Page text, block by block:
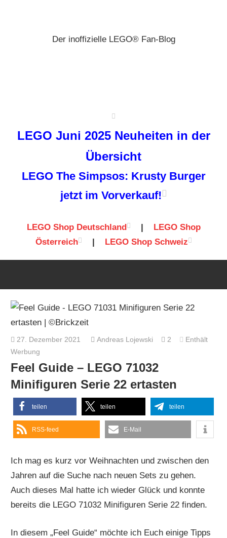
Der inoffizielle LEGO® Fan-Blog
LEGO Juni 2025 Neuheiten in der
Übersicht
LEGO The Simpsos: Krusty Burger
jetzt im Vorverkauf!
LEGO Shop Deutschland | LEGO Shop
Österreich
| LEGO Shop Schweiz
27. Dezember 2021 Andreas Lojewski 2
Enthält
Werbung
Feel Guide – LEGO 71032
Minifiguren Serie 22 ertasten
teilen teilen teilen
RSS-feed E-Mail
Ich mag es kurz vor Weihnachten und zwischen den
Jahren auf die Suche nach neuen Sets zu gehen.
Auch dieses Mal hatte ich wieder Glück und konnte
bereits die LEGO 71032 Minifiguren Serie 22 finden.
In diesem „Feel Guide“ möchte ich Euch einige Tipps